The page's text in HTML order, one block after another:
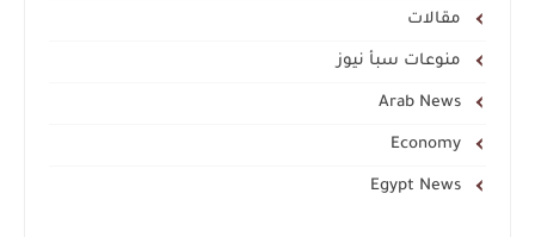
مقالات
منوعات سبأ نيوز
Arab News
Economy
Egypt News